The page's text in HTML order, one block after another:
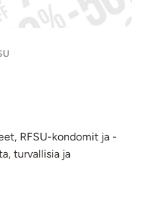
RFSU-kondomit ja -
turvallisia ja